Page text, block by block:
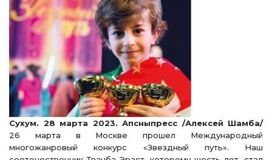
Сухум. 28 марта 2023. Апсныпресс /Алексей Шамба/
26 марта в Москве прошел Международный
многожанровый конкурс «Звездный путь». Наш